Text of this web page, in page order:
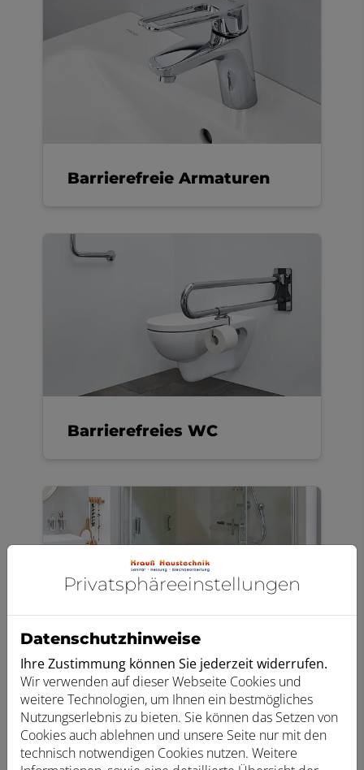
Barrierefreie Armaturen
Barrierefreies WC
Barrierefreie Dusche
Privatsphäre­einstellungen
Datenschutzhinweise
Ihre Zustimmung können Sie jederzeit widerrufen.
Wir verwenden auf dieser Webseite Cookies und
weitere Technologien, um Ihnen ein bestmögliches
Nutzungserlebnis zu bieten. Sie können das Setzen von
Cookies auch ablehnen und unsere Seite nur mit den
technisch notwendigen Cookies nutzen. Weitere